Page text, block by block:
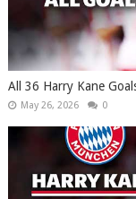
All 36 Harry Kane
May 26, 2026 0